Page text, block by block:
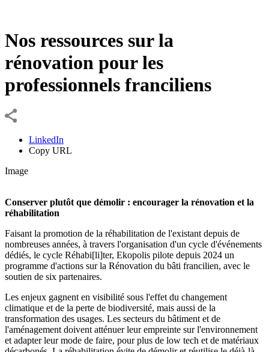
Nos ressources sur la
rénovation pour les
professionnels franciliens
LinkedIn
Copy URL
Image
Conserver plutôt que démolir : encourager la rénovation et la
réhabilitation
Faisant la promotion de la réhabilitation de l'existant depuis de
nombreuses années, à travers l'organisation d'un cycle d'événements
dédiés, le cycle Réhabi[li]ter, Ekopolis pilote depuis 2024 un
programme d'actions sur la Rénovation du bâti francilien, avec le
soutien de six partenaires.
Les enjeux gagnent en visibilité sous l'effet du changement
climatique et de la perte de biodiversité, mais aussi de la
transformation des usages. Les secteurs du bâtiment et de
l'aménagement doivent atténuer leur empreinte sur l'environnement
et adapter leur mode de faire, pour plus de low tech et de matériaux